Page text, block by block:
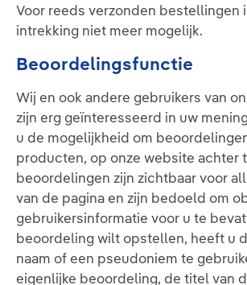
Voor reeds verzonden bestellingen
intrekking niet meer mogelijk.
Beoordelingsfunctie
Wij en ook andere gebruikers van
zijn erg geïnteresseerd in uw
u de mogelijkheid om
producten, op onze website achter
beoordelingen zijn zichtbaar voor
van de pagina en zijn bedoeld om
gebruikersinformatie voor u te
beoordeling wilt opstellen, heeft u
naam of een pseudoniem te
eigenlijke beoordeling, de titel van